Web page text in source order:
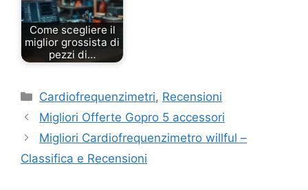
Come scegliere il
miglior grossista di
pezzi di…
Categorie
Cardiofrequenzimetri, Recensioni
Migliori Offerte Gopro 5 accessori
Migliori Cardiofrequenzimetro willful –
Classifica e Recensioni